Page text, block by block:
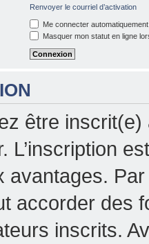
Renvoyer le courriel d’activation
Me connecter
Masquer mon statut en ligne
être
L’inscription
avantages.
accorder des
inscrits.